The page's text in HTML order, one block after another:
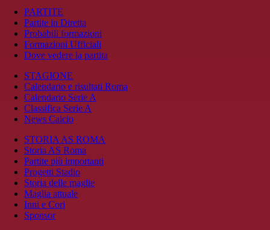
PARTITE
Partite in Diretta
Probabili formazioni
Formazioni Ufficiali
Dove vedere la partita
STAGIONE
Calendario e risultati Roma
Calendario Serie A
Classifica Serie A
News Calcio
STORIA AS ROMA
Storia AS Roma
Partite più importanti
Progetti Stadio
Storia delle maglie
Maglia attuale
Inni e Cori
Sponsor